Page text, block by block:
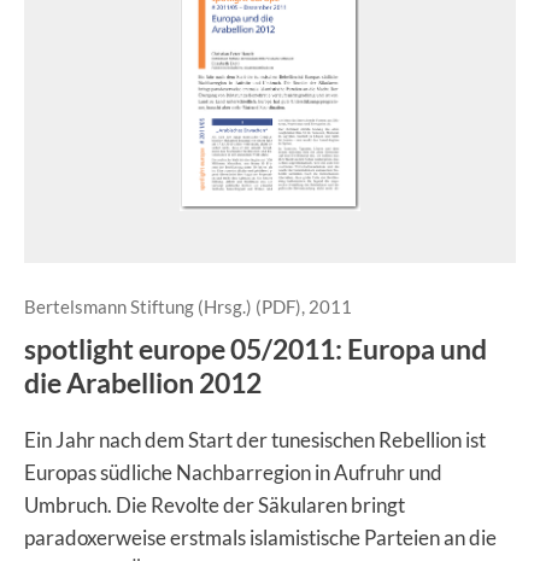
Bertelsmann Stiftung (Hrsg.) (PDF), 2011
spotlight europe 05/2011: Europa und
die Arabellion 2012
Ein Jahr nach dem Start der tunesischen Rebellion ist
Europas südliche Nachbarregion in Aufruhr und
Umbruch. Die Revolte der Säkularen bringt
paradoxerweise erstmals islamistische Parteien an die